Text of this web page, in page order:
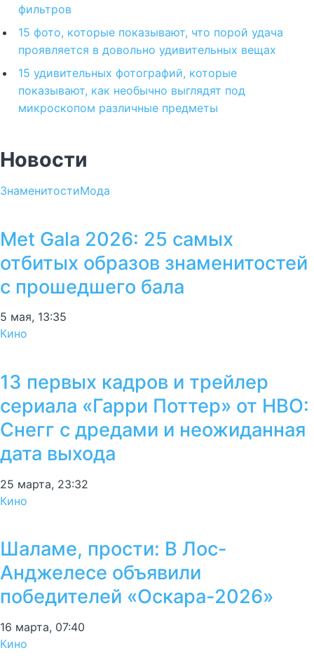
фильтров
15 фото, которые показывают, что порой удача
проявляется в довольно удивительных вещах
15 удивительных фотографий, которые
показывают, как необычно выглядят под
микроскопом различные предметы
Новости
ЗнаменитостиМода
Met Gala 2026: 25 самых
отбитых образов знаменитостей
с прошедшего бала
5 мая, 13:35
Кино
13 первых кадров и трейлер
сериала «Гарри Поттер» от HBO:
Снегг с дредами и неожиданная
дата выхода
25 марта, 23:32
Кино
Шаламе, прости: В Лос-
Анджелесе объявили
победителей «Оскара-2026»
16 марта, 07:40
Кино